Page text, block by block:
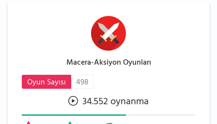
Macera-Aksiyon Oyunları
Oyun Sayısı
498
34.552 oynanma